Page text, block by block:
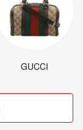
GUCCI